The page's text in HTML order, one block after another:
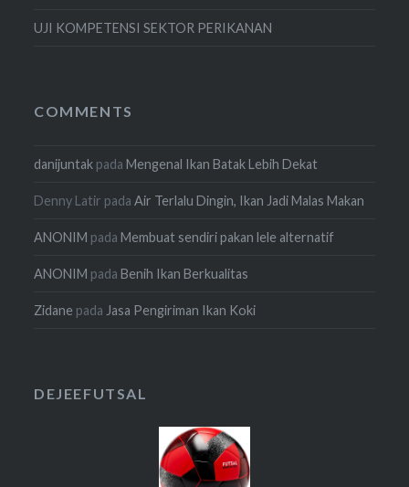
UJI KOMPETENSI SEKTOR PERIKANAN
COMMENTS
danijuntak padaMengenal Ikan Batak Lebih Dekat
Denny Latir padaAir Terlalu Dingin, Ikan Jadi Malas Makan
ANONIM padaMembuat sendiri pakan lele alternatif
ANONIM padaBenih Ikan Berkualitas
Zidane pada Jasa Pengiriman Ikan Koki
DEJEEFUTSAL